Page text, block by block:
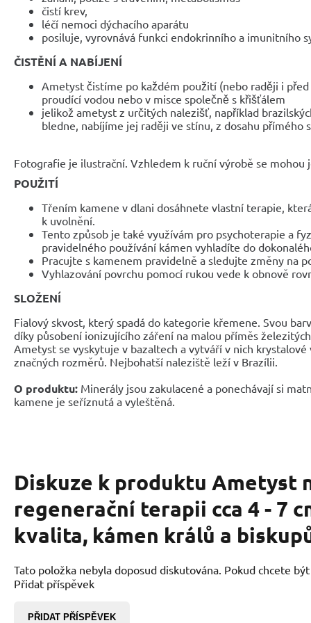
čistí krev,
léčí nemoci dýchacího aparátu
posiluje, vyrovnává funkci endokrinního a imunitního
ČISTĚNÍ A NABÍJENÍ
Ametyst čistíme po každém použití (nebo raději i
proudící vodou nebo v misce společně s křišťálem
jelikož ametyst z určitých nalezišť, například
bledne, nabíjíme jej raději ve stínu, z dosahu přímého
Fotografie je ilustrační. Vzhledem k ruční výrobě se
POUŽITÍ
Třením kamene v dlani dosáhnete vlastní terapie,
k uvolnění.
Tento způsob je také využívám pro psychoterapie a
pravidelného používání kámen vyhladíte do
Pracujte s kamenem pravidelně a sledujte změny na
Vyhlazování povrchu pomocí rukou vede k obnově
SLOŽENÍ
Fialový skvost, který spadá do kategorie křemene. Svou
díky působení ionizujícího záření na malou příměs
Ametyst se vyskytuje v bazaltech a vytváří v nich
značných rozměrů. Nejbohatší naleziště leží v Brazílii.
O produktu: Minerály jsou zakulacené a ponechávají si
kamene je seříznutá a vyleštěná.
Diskuze k produktu Ametyst
regenerační terapii cca 4 - 7
kvalita, kámen králů a
Tato položka nebyla doposud diskutována. Pokud chcete
Přidat příspěvek
PŘIDAT PŘÍSPĚVEK